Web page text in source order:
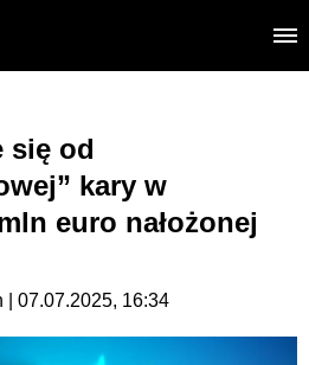
się od
kary w
euro nałożonej
| 07.07.2025, 16:34